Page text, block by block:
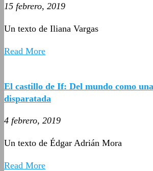
15 febrero, 2019
Un texto de Iliana Vargas
Read More
El castillo de If: Del mundo como
disparatada
4 febrero, 2019
Un texto de Édgar Adrián Mora
Read More